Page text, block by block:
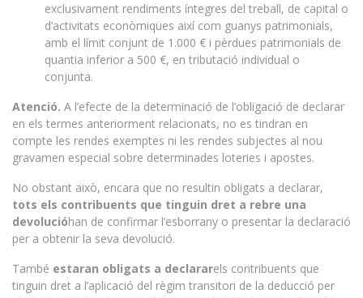
exclusivament rendiments íntegres del treball, de capital o
d’activitats econòmiques així com guanys patrimonials,
amb el límit conjunt de 1.000 € i pèrdues patrimonials de
quantia inferior a 500 €, en tributació individual o
conjunta.
Atenció. A l’efecte de la determinació de l’obligació de declarar
en els termes anteriorment relacionats, no es tindran en
compte les rendes exemptes ni les rendes subjectes al nou
gravamen especial sobre determinades loteries i apostes.
No obstant això, encara que no resultin obligats a declarar,
tots els contribuents que tinguin dret a rebre una
devolucióhan de confirmar l’esborrany o presentar la declaració
per a obtenir la seva devolució.
També estaran obligats a declararels contribuents que
tinguin dret a l’aplicació del règim transitori de la deducció per